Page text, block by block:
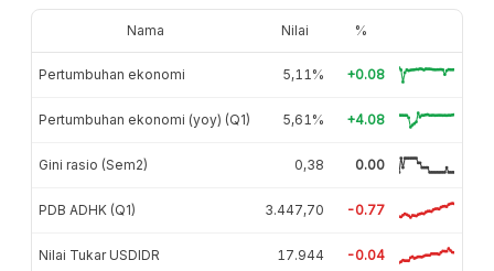
Nama Nilai %
Pertumbuhan ekonomi 5,11% +0.08
Pertumbuhan ekonomi (yoy) (Q1) 5,61% +4.08
Gini rasio (Sem2) 0,38 0.00
PDB ADHK (Q1) 3.447,70 -0.77
Nilai Tukar USDIDR 17.944 -0.04